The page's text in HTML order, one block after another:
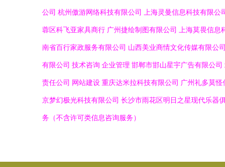
公司 杭州傲游网络科技有限公司 上海灵曼信息科技有限公
蓉区科飞亚家具商行 广州捷绘制图有限公司 上海莫畏信息
南省百行家政服务有限公司 山西美业商情文化传媒有限公司
有限公司 技术咨询 企业管理 邯郸市邯山星宇广告有限公司
责任公司 网站建设 重庆达米拉科技有限公司 广州礼多莫怪
京梦幻极光科技有限公司 长沙市雨花区明日之星现代乐器
务（不含许可类信息咨询服务）